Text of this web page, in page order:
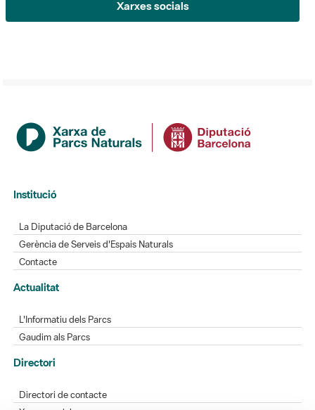
Institució
Gerència de Serveis d'Espais Naturals
Actualitat
L'Informatiu dels Parcs
Gaudim als Parcs
Directori de contacte
Xarxes socials
Bústia de suggeriments